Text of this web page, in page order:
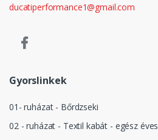
ducatiperformance1@gmail.com
Gyorslinkek
01- ruházat - Bőrdzseki
02 - ruházat - Textil kabát - egész éves